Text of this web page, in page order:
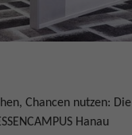
Chancen nutzen: Die
Hanau